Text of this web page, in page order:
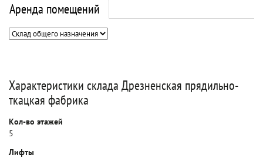
Аренда помещений
Характеристики склада Дрезненская прядильно-
ткацкая фабрика
Кол-во этажей
5
Лифты